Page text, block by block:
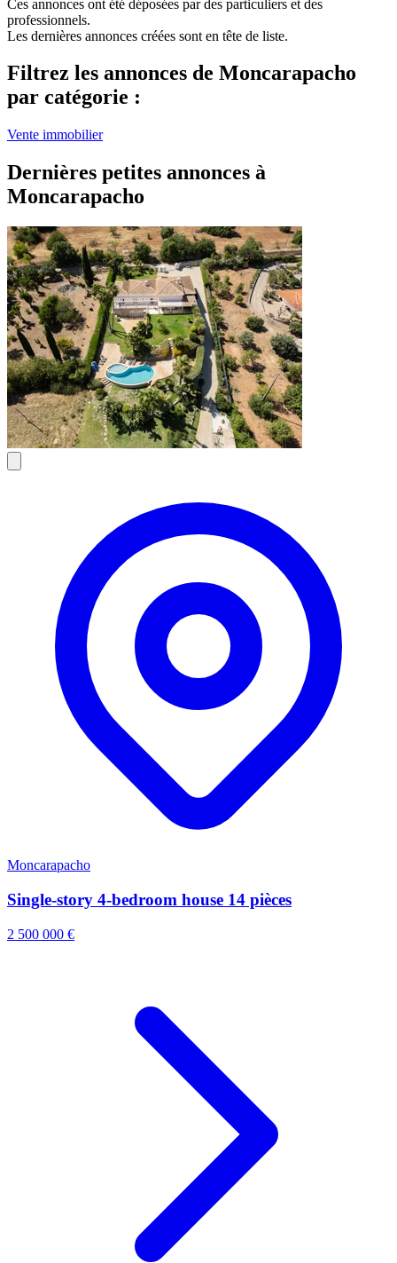
Ces annonces ont été déposées par des particuliers et des
professionnels.
Les dernières annonces créées sont en tête de liste.
Filtrez les annonces de Moncarapacho
par catégorie :
Vente immobilier
Dernières petites annonces à
Moncarapacho
Moncarapacho
Single-story 4-bedroom house 14 pièces
2 500 000 €